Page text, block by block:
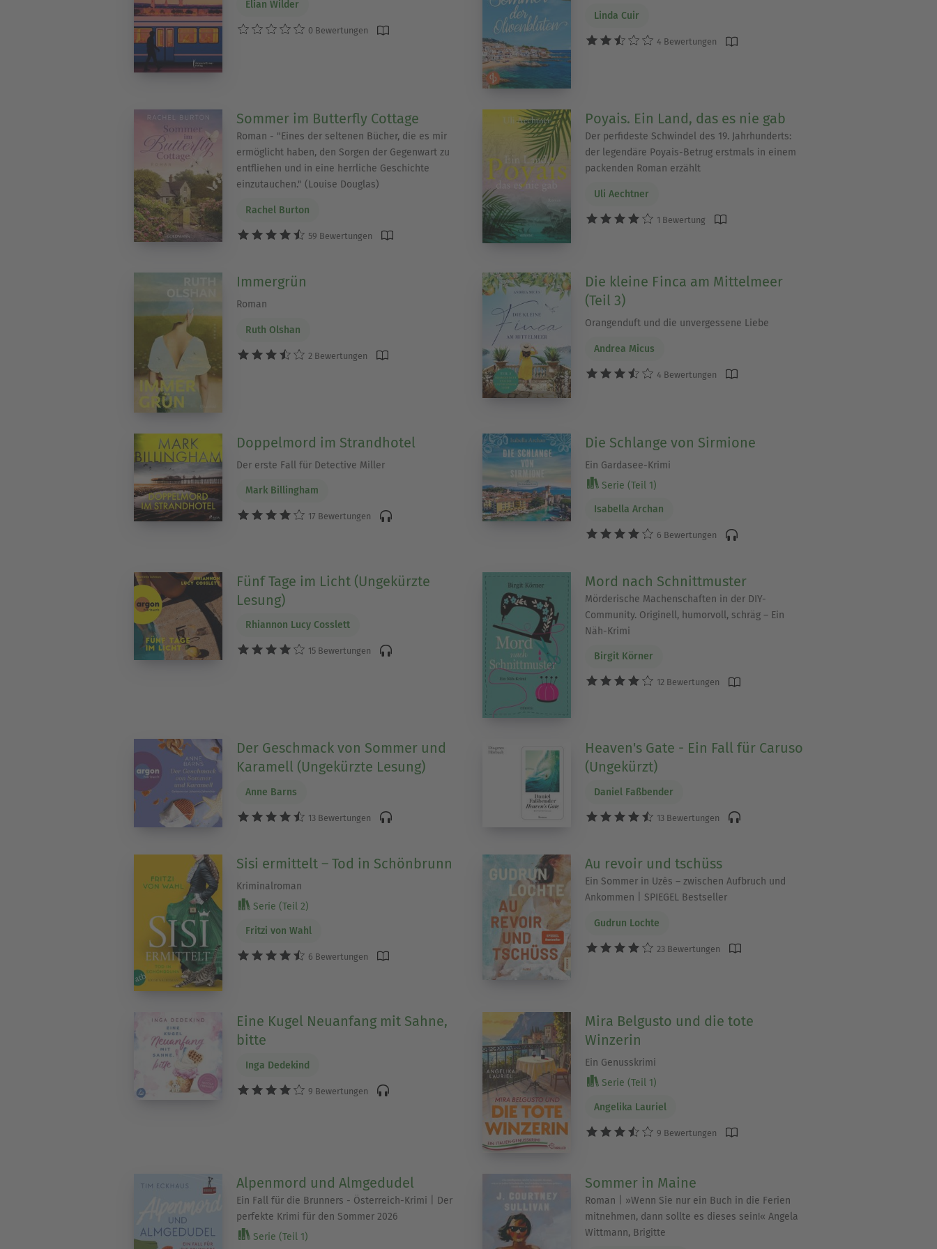
Elian Wilder
0 Bewertungen
Linda Cuir
4 Bewertungen
Sommer im Butterfly Cottage
Roman - "Eines der seltenen Bücher, die es mir
ermöglicht haben, den Sorgen der Gegenwart zu
entfliehen und in eine herrliche Geschichte
einzutauchen." (Louise Douglas)
Rachel Burton
59 Bewertungen
Poyais. Ein Land, das es nie gab
Der perfideste Schwindel des 19. Jahrhunderts:
der legendäre Poyais-Betrug erstmals in einem
packenden Roman erzählt
Uli Aechtner
1 Bewertung
Immergrün
Roman
Ruth Olshan
2 Bewertungen
Die kleine Finca am Mittelmeer
(Teil 3)
Orangenduft und die unvergessene Liebe
Andrea Micus
4 Bewertungen
Doppelmord im Strandhotel
Der erste Fall für Detective Miller
Mark Billingham
17 Bewertungen
Die Schlange von Sirmione
Ein Gardasee-Krimi
Serie (Teil 1)
Isabella Archan
6 Bewertungen
Fünf Tage im Licht (Ungekürzte
Lesung)
Rhiannon Lucy Cosslett
15 Bewertungen
Mord nach Schnittmuster
Mörderische Machenschaften in der DIY-
Community. Originell, humorvoll, schräg – Ein
Näh-Krimi
Birgit Körner
12 Bewertungen
Der Geschmack von Sommer und
Karamell (Ungekürzte Lesung)
Anne Barns
13 Bewertungen
Heaven's Gate - Ein Fall für Caruso
(Ungekürzt)
Daniel Faßbender
13 Bewertungen
Sisi ermittelt – Tod in Schönbrunn
Kriminalroman
Serie (Teil 2)
Fritzi von Wahl
6 Bewertungen
Au revoir und tschüss
Ein Sommer in Uzès – zwischen Aufbruch und
Ankommen | SPIEGEL Bestseller
Gudrun Lochte
23 Bewertungen
Eine Kugel Neuanfang mit Sahne,
bitte
Inga Dedekind
9 Bewertungen
Mira Belgusto und die tote
Winzerin
Ein Genusskrimi
Serie (Teil 1)
Angelika Lauriel
9 Bewertungen
Alpenmord und Almgedudel
Ein Fall für die Brunners - Österreich-Krimi | Der
perfekte Krimi für den Sommer 2026
Serie (Teil 1)
Sommer in Maine
Roman | »Wenn Sie nur ein Buch in die Ferien
mitnehmen, dann sollte es dieses sein!« Angela
Wittmann, Brigitte